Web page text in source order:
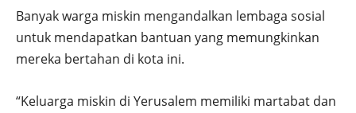
Banyak warga miskin mengandalkan lembaga sosial
untuk mendapatkan bantuan yang memungkinkan
mereka bertahan di kota ini.
“Keluarga miskin di Yerusalem memiliki martabat dan